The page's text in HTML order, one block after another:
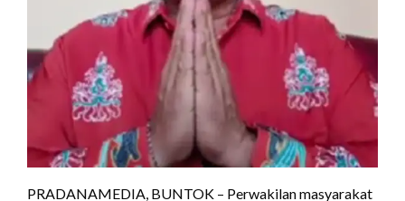
PRADANAMEDIA, BUNTOK – Perwakilan masyarakat